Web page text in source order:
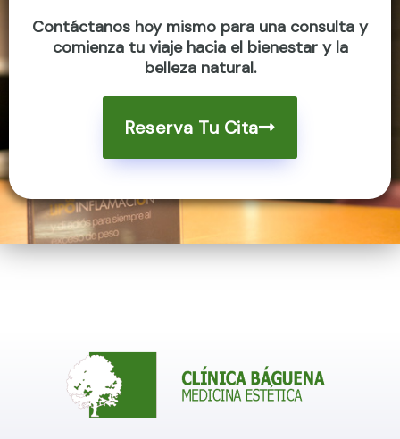
Contáctanos hoy mismo para una consulta y
comienza tu viaje hacia el bienestar y la
belleza natural.
Reserva Tu Cita